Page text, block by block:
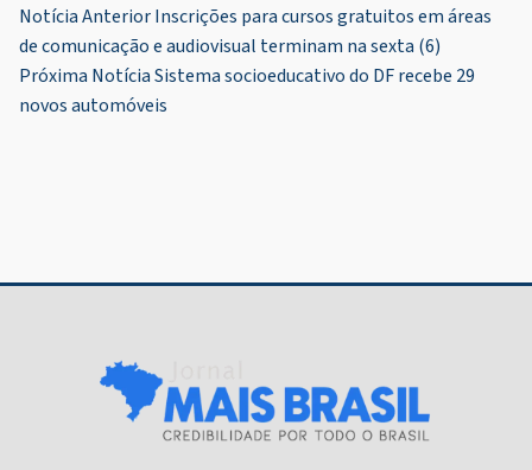
Navegação
de
Post
Notícia AnteriorInscrições para cursos gratuitos em áreas
de comunicação e audiovisual terminam na sexta (6)
Próxima NotíciaSistema socioeducativo do DF recebe 29
novos automóveis